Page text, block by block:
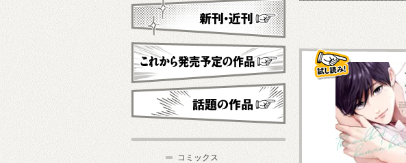
新刊情報
新刊・近刊
これから発売予定
コミックス